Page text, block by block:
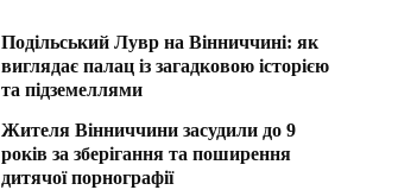
Подільський Лувр на Вінниччині: як
виглядає палац із загадковою історією
та підземеллями
Жителя Вінниччини засудили до 9
років за зберігання та поширення
дитячої порнографії